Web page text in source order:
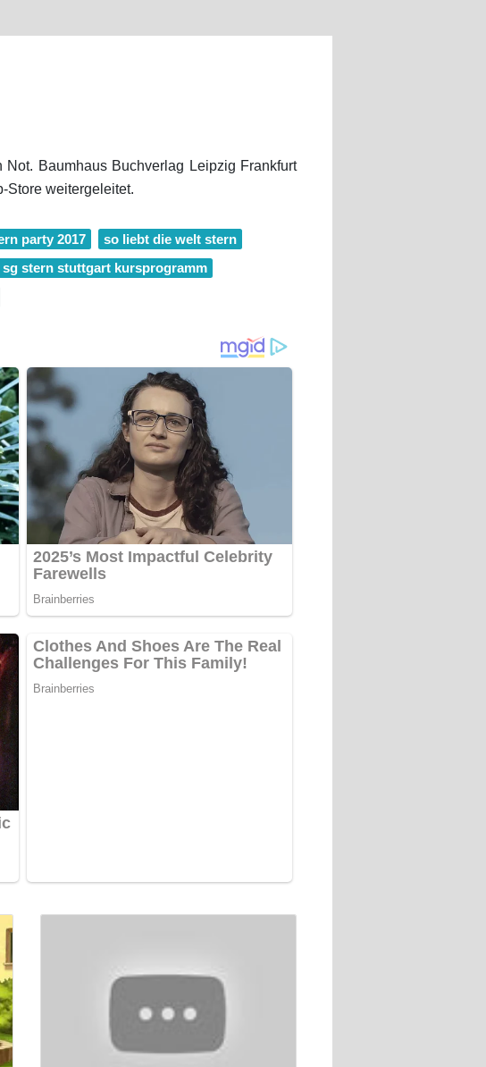
Baumhaus Buchverlag Leipzig Frankfurt
Store weitergeleitet.
party 2017
so liebt die welt stern
sg stern stuttgart kursprogramm